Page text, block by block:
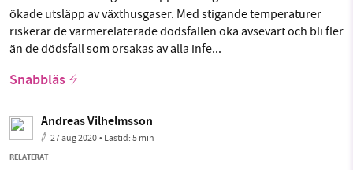
ökade utsläpp av växthusgaser. Med stigande temperaturer
riskerar de värmerelaterade dödsfallen öka avsevärt och bli fler
än de dödsfall som orsakas av alla infe...
Snabbläs
Andreas Vilhelmsson
27 aug 2020• Lästid:5 min
RELATERAT